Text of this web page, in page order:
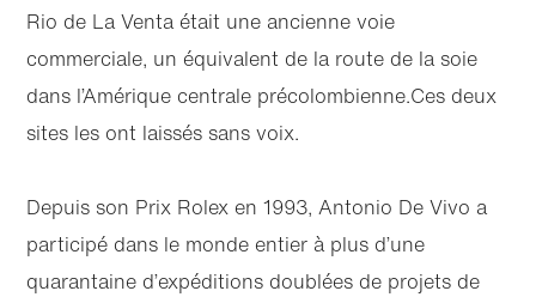
Rio de La Venta était une ancienne voie
commerciale, un équivalent de la route de la soie
dans l’Amérique centrale précolombienne.Ces deux
sites les ont laissés sans voix.
Depuis son Prix Rolex en 1993, Antonio De Vivo a
participé dans le monde entier à plus d’une
quarantaine d’expéditions doublées de projets de